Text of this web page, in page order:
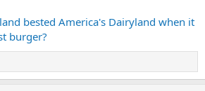
bested America's Dairyland when it
burger?